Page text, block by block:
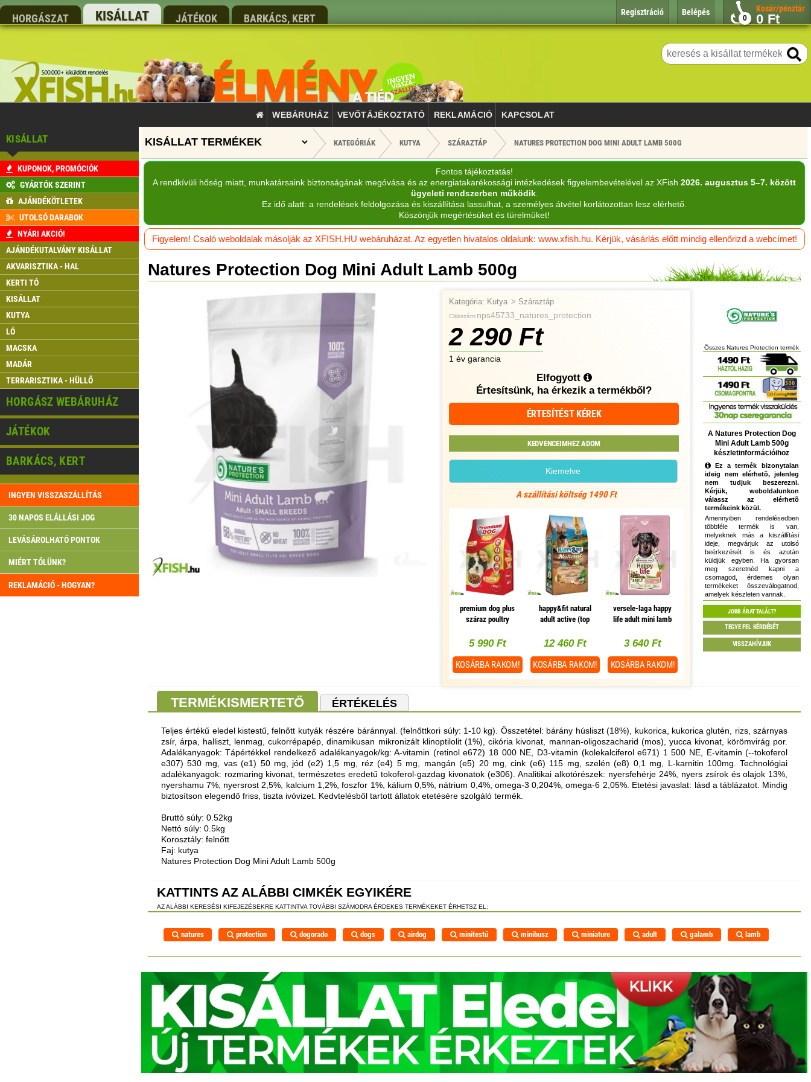
HORGÁSZAT KISÁLLAT JÁTÉKOK BARKÁCS, KERT 0
Kosár/pénztár
0 Ft
Belépés
Regisztráció
WEBÁRUHÁZ VEVŐTÁJÉKOZTATÓ REKLAMÁCIÓ KAPCSOLAT
KISÁLLAT
KUPONOK, PROMÓCIÓK
GYÁRTÓK SZERINT
AJÁNDÉKÖTLETEK
UTOLSÓ DARABOK
NYÁRI AKCIÓ!
AJÁNDÉKUTALVÁNY KISÁLLAT
AKVARISZTIKA - HAL
KERTI TÓ
KISÁLLAT
KUTYA
LÓ
MACSKA
MADÁR
TERRARISZTIKA - HÜLLŐ
HORGÁSZ WEBÁRUHÁZ
JÁTÉKOK
BARKÁCS, KERT
INGYEN VISSZASZÁLLÍTÁS
30 NAPOS ELÁLLÁSI JOG
LEVÁSÁROLHATÓ PONTOK
MIÉRT TŐLÜNK?
REKLAMÁCIÓ - HOGYAN?
KATEGÓRIÁK KUTYA SZÁRAZTÁP NATURES PROTECTION DOG MINI ADULT LAMB 500G
Fontos tájékoztatás!
A rendkívüli hőség miatt, munkatársaink biztonságának megóvása és az energiatakarékossági intézkedések figyelembevételével az XFish 2026. augusztus 5–7. között
ügyeleti rendszerben működik.
Ez idő alatt: a rendelések feldolgozása és kiszállítása lassulhat, a személyes átvétel korlátozottan lesz elérhető.
Köszönjük megértésüket és türelmüket!
Figyelem! Csaló weboldalak másolják az XFISH.HU webáruházat. Az egyetlen hivatalos oldalunk: www.xfish.hu. Kérjük, vásárlás előtt mindig ellenőrizd a webcímet!
Natures Protection Dog Mini Adult Lamb 500g
Kategória: Kutya > Száraztáp
Cikkszám:nps45733_natures_protection
2 290 Ft
1 év garancia
Elfogyott
Értesítsünk, ha érkezik a termékből?
ÉRTESÍTÉST KÉREK
KEDVENCEIMHEZ ADOM
Kiemelve
A szállítási költség 1490 Ft
premium dog plus
száraz poultry
zöldség 10000g
5 990 Ft
KOSÁRBA RAKOM!
happy&fit natural
adult active (top
12 460 Ft
KOSÁRBA RAKOM!
versele-laga happy
life adult mini lamb
(bárányos)
3 640 Ft
KOSÁRBA RAKOM!
Összes Natures Protection termék
A Natures Protection Dog
Mini Adult Lamb 500g
készletinformációihoz
Ez a termék bizonytalan
ideig nem elérhetõ, jelenleg
nem tudjuk beszerezni.
Kérjük, weboldalunkon
válassz az elérhetõ
termékeink közül.
Amennyiben rendelésedben
többféle termék is van,
melyeknek más a kiszállítási
ideje, megvárjuk az utolsó
beérkezését is és azután
küldjük egyben. Ha gyorsan
meg szeretnéd kapni a
csomagod, érdemes olyan
termékeket összeválogatnod,
amelyek készleten vannak.
JOBB ÁRAT TALÁLT?
TEGYE FEL KÉRDÉSÉT
VISSZAHÍVJUK
TERMÉKISMERTETŐ ÉRTÉKELÉS
Teljes értékű eledel kistestű, felnőtt kutyák részére báránnyal. (felnőttkori súly: 1-10 kg). Összetétel: bárány húsliszt (18%), kukorica, kukorica glutén, rizs, szárnyas
zsír, árpa, halliszt, lenmag, cukorrépapép, dinamikusan mikronizált klinoptilolit (1%), cikória kivonat, mannan-oligoszacharid (mos), yucca kivonat, körömvirág por.
Adalékanyagok: Tápértékkel rendelkező adalékanyagok/kg: A-vitamin (retinol e672) 18 000 NE, D3-vitamin (kolekalciferol e671) 1 500 NE, E-vitamin (--tokoferol
e307) 530 mg, vas (e1) 50 mg, jód (e2) 1,5 mg, réz (e4) 5 mg, mangán (e5) 20 mg, cink (e6) 115 mg, szelén (e8) 0,1 mg, L-karnitin 100mg. Technológiai
adalékanyagok: rozmaring kivonat, természetes eredetű tokoferol-gazdag kivonatok (e306). Analitikai alkotórészek: nyersfehérje 24%, nyers zsírok és olajok 13%,
nyershamu 7%, nyersrost 2,5%, kalcium 1,2%, foszfor 1%, kálium 0,5%, nátrium 0,4%, omega-3 0,204%, omega-6 2,05%. Etetési javaslat: lásd a táblázatot. Mindig
biztosítson elegendő friss, tiszta ivóvizet. Kedvtelésből tartott állatok etetésére szolgáló termék.
Bruttó súly: 0.52kg
Nettó súly: 0.5kg
Korosztály: felnőtt
Faj: kutya
Natures Protection Dog Mini Adult Lamb 500g
KATTINTS AZ ALÁBBI CIMKÉK EGYIKÉRE
AZ ALÁBBI KERESÉSI KIFEJEZÉSEKRE KATTINTVA TOVÁBBI SZÁMODRA ÉRDEKES TERMÉKEKET ÉRHETSZ EL:
natures protection dogorado dogs airdog minitestű minibusz miniature adult galamb lamb